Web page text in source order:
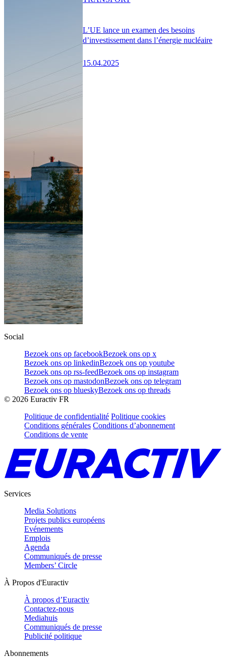
L’UE lance un examen des besoins
d’investissement dans l’énergie nucléaire
15.04.2025
Social
Bezoek ons op facebookBezoek ons op x
Bezoek ons op linkedinBezoek ons op youtube
Bezoek ons op rss-feedBezoek ons op instagram
Bezoek ons op mastodonBezoek ons op telegram
Bezoek ons op blueskyBezoek ons op threads
© 2026 Euractiv FR
Politique de confidentialité Politique cookies
Conditions générales Conditions d’abonnement
Conditions de vente
Services
Media Solutions
Projets publics européens
Evénements
Emplois
Agenda
Communiqués de presse
Members’ Circle
À Propos d'Euractiv
À propos d’Euractiv
Contactez-nous
Mediahuis
Communiqués de presse
Publicité politique
Abonnements